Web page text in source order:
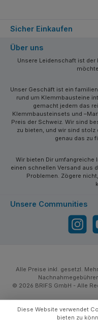
Sicher Einkaufen
Über uns
Unsere Leidenschaft ist
Unser Geschäft ist ein
rund um Klemmbausteine
gemacht jedem das
Klemmbausteinsets und
Preis der Schweiz. Wir sind
zu bieten, und wir sind stolz
genau das zu
Wir bieten Dir umfangreiche
einen schnellen Versand aus
Problemen. Zögere
Unsere Communities
Instagram
Alle Preise inkl. gesetzl.
© 2026 BRIFS GmbH - Alle
Diese Website verwendet
bieten zu